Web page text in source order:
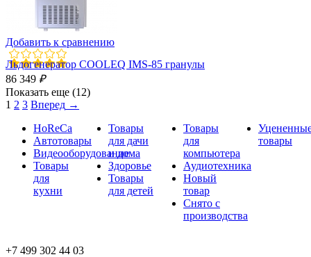
Добавить к сравнению
Льдогенератор COOLEQ IMS-85 гранулы
86 349 ₽
Показать еще (12)
1 2 3 Вперед →
HoReCa
Автотовары
Видеооборудование
Товары
для
кухни
Товары
для дачи
и дома
Здоровье
Товары
для детей
Товары
для
компьютера
Аудиотехника
Новый
товар
Снято с
производства
товары
+7 499 302 44 03